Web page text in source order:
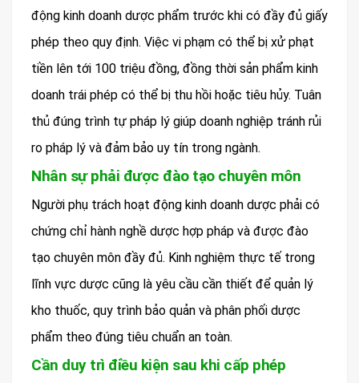
động kinh doanh dược phẩm trước khi có đầy đủ giấy
phép theo quy định. Việc vi phạm có thể bị xử phạt
tiền lên tới 100 triệu đồng, đồng thời sản phẩm kinh
doanh trái phép có thể bị thu hồi hoặc tiêu hủy. Tuân
thủ đúng trình tự pháp lý giúp doanh nghiệp tránh rủi
ro pháp lý và đảm bảo uy tín trong ngành.
Nhân sự phải được đào tạo chuyên môn
Người phụ trách hoạt động kinh doanh dược phải có
chứng chỉ hành nghề dược hợp pháp và được đào
tạo chuyên môn đầy đủ. Kinh nghiệm thực tế trong
lĩnh vực dược cũng là yêu cầu cần thiết để quản lý
kho thuốc, quy trình bảo quản và phân phối dược
phẩm theo đúng tiêu chuẩn an toàn.
Cần duy trì điều kiện sau khi cấp phép